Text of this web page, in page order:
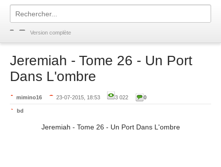
Version complète
Jeremiah - Tome 26 - Un Port
Dans L'ombre
mimino16 23-07-2015, 18:53 3 022 0
bd
Jeremiah - Tome 26 - Un Port Dans L'ombre